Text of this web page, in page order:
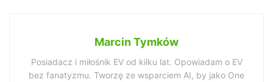
Marcin Tymków
Posiadacz i miłośnik EV od kilku lat. Opowiadam o EV
bez fanatyzmu. Tworzę ze wsparciem AI, by jako One